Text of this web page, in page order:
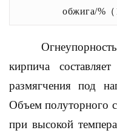
обжига/%
Огнеупорность
кирпича
размягчения под
Объем полуторного
при высокой